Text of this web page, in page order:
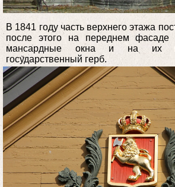
В 1841 году часть верхнего этажа
после этого на переднем фасаде
мансардные окна и на их
государственный герб.